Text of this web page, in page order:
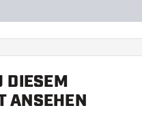
DIESEM
ANSEHEN